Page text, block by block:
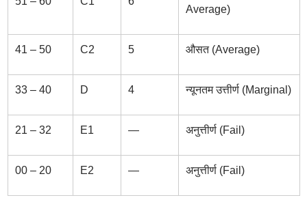
Average)
41 – 50 C2 5 औसत (Average)
33 – 40 D 4 न्यूनतम उत्तीर्ण (Marginal)
21 – 32 E1 — अनुत्तीर्ण (Fail)
00 – 20 E2 — अनुत्तीर्ण (Fail)